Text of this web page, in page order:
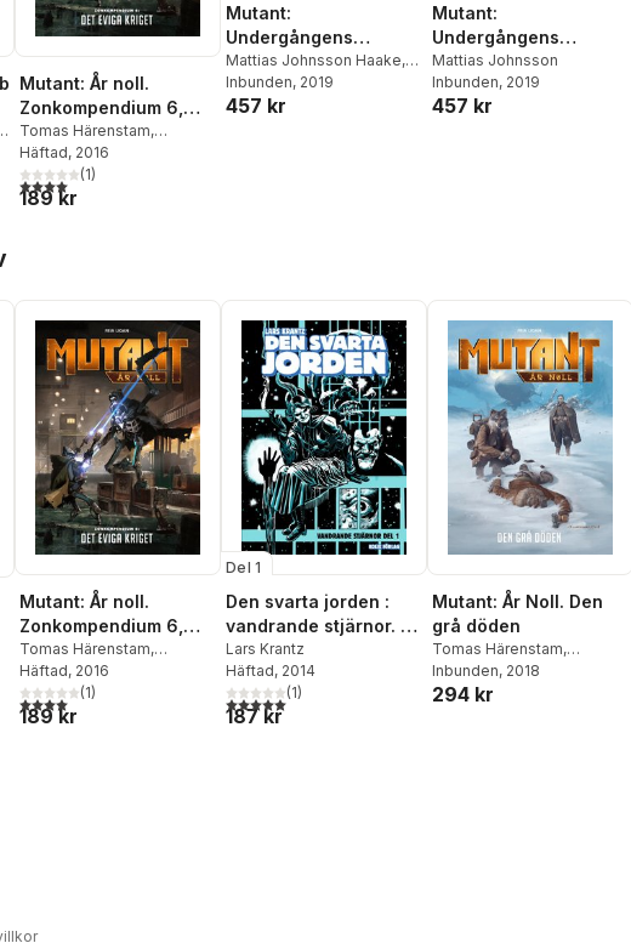
röster:
Mutant: År noll.
Zonkompendium 6,
Det eviga kriget
Tomas Härenstam,
Christian Granath
Bengtsson
Johansson
Häftad, 2016
4,0utav 5 stjärnor. Totalt antal röster:
(1)
189 kr
Mutant:
Undergångens
arvtagare. Pirit : den
innersta kretsen
Mattias Johnsson Haake,
Mattias Lilja,Andreas
Marklund
Inbunden, 2019
457 kr
Mutant:
Undergångens
arvtagare. Hindenburg
- min älskade
Mattias Johnsson
Inbunden, 2019
457 kr
röster:
Mutant: År noll.
Zonkompendium 6,
Det eviga kriget
Tomas Härenstam,
Christian Granath
Bengtsson
Johansson
Häftad, 2016
4,0utav 5 stjärnor. Totalt antal röster:
(1)
189 kr
Del 1
Den svarta jorden :
vandrande stjärnor. D.
1
Lars Krantz
Häftad, 2014
5,0utav 5 stjärnor. Totalt antal röster:
(1)
187 kr
Mutant: År Noll. Den
grå döden
Tomas Härenstam,
Christian Granath
Inbunden, 2018
294 kr